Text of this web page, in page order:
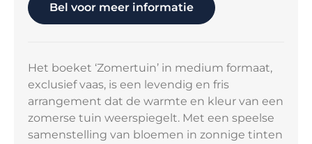
Bel voor meer informatie
Het boeket ‘Zomertuin’ in medium formaat,
exclusief vaas, is een levendig en fris
arrangement dat de warmte en kleur van een
zomerse tuin weerspiegelt. Met een speelse
samenstelling van bloemen in zonnige tinten